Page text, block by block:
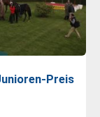
Preis